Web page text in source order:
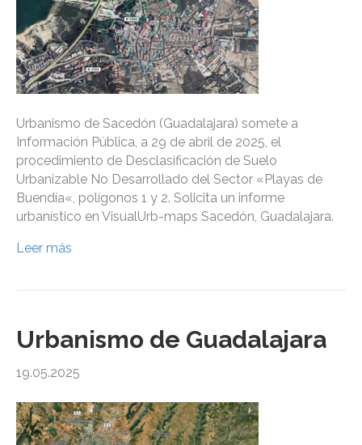
Urbanismo de Sacedón (Guadalajara) somete a
Información Pública, a 29 de abril de 2025, el
procedimiento de Desclasificación de Suelo
Urbanizable No Desarrollado del Sector «Playas de
Buendía«, polígonos 1 y 2. Solicita un informe
urbanístico en VisualUrb-maps Sacedón, Guadalajara.
Leer más
Urbanismo de Guadalajara
19.05.2025